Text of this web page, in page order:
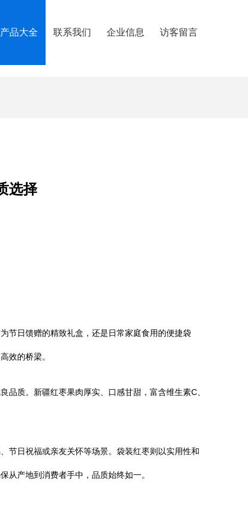
产品大全 联系我们 企业信息 访客留言
选择
节日馈赠的精致礼盒，还是日常家庭食用的便捷袋
效的桥梁。
质。新疆红枣果肉厚实、口感甘甜，富含维生素C、
节日祝福或亲友关怀等场景。袋装红枣则以实用性和
从产地到消费者手中，品质始终如一。